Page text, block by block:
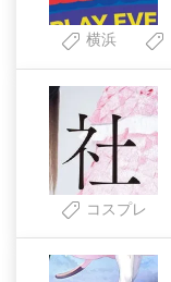
横浜
コスプレ